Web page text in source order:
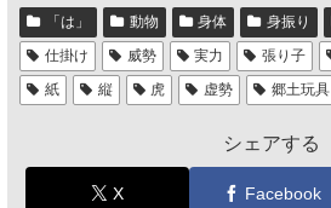
「は」 動物 身体 身振り
仕掛け
威勢 実力 張り子
紙
縦 虎 虚勢 郷土玩具
シェアする
X Facebook